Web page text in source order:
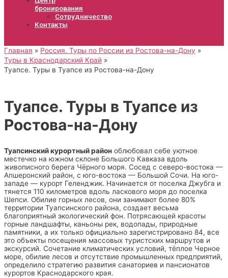
бронирования
Сотрудничество
Контакты
Главная
Россия. Туры по России из Ростова-на-Дону
Туры в Краснодарский Край
Туапсе. Туры в Туапсе из Ростова-на-Дону
Туапсе. Туры в Туапсе из
Ростова-на-Дону
Туапсинский курортный район облюбовал себе уютное
местечко на южном склоне Большого Кавказа вдоль
живописного берега Чёрного моря. Сосед с северо-востока —
Апшеронский район, с юго-востока — Большой Сочи. На юго-
западе — курорт Геленджик. Начинается от поселка Джубга и
тянется 110 километров вдоль ласкового моря до поселка
Шепси. Обилие горных лесов, они занимают более 80%
территории Туапсинского района, создает весьма
благоприятный экологический фон. Потрясающей красоты
горные ландшафты, каньоны рек, водопады, природные
памятники, а их только официально зарегистрировано 84, все
это объекты посещения массовых туристских маршрутов и
экскурсий. Сочетание климатических условий, тёплое Черное
море, обилие лесов и отсутствие промышленных предприятий,
определило стратегию развития санаториев и пансионатов
курортов Краснодарского края.